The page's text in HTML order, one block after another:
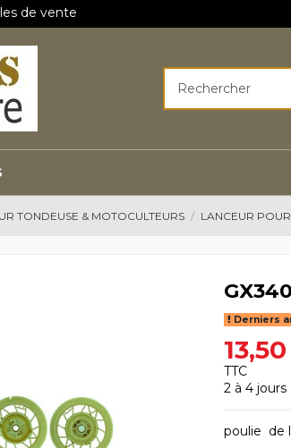
de vente
TONDEUSE & MOTOCULTEURS LANCEUR
Derniers
TTC
2 à 4 jours
poulie de